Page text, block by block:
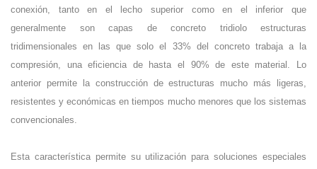
conexión, tanto en el lecho superior como en el inferior que
generalmente son capas de concreto tridiolo estructuras
tridimensionales en las que solo el 33% del concreto trabaja a la
compresión, una eficiencia de hasta el 90% de este material. Lo
anterior permite la construcción de estructuras mucho más ligeras,
resistentes y económicas en tiempos mucho menores que los sistemas
convencionales.
Esta característica permite su utilización para soluciones especiales